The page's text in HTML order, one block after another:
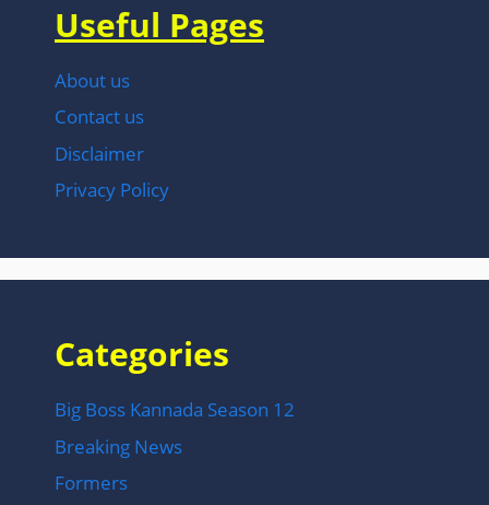
Useful Pages
About us
Contact us
Disclaimer
Privacy Policy
Categories
Big Boss Kannada Season 12
Breaking News
Formers